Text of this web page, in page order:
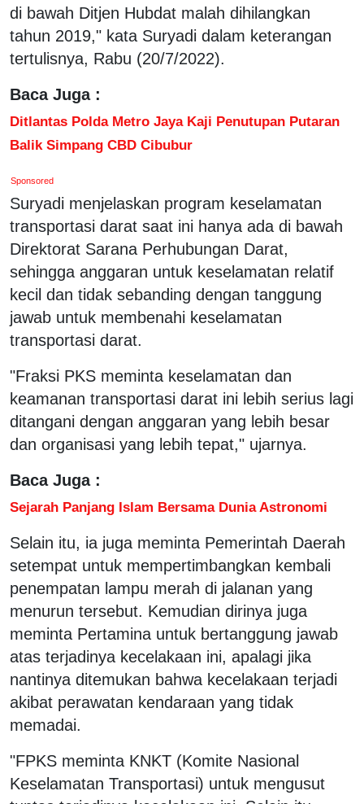
di bawah Ditjen Hubdat malah dihilangkan
tahun 2019," kata Suryadi dalam keterangan
tertulisnya, Rabu (20/7/2022).
Baca Juga :
Ditlantas Polda Metro Jaya Kaji Penutupan Putaran
Balik Simpang CBD Cibubur
Sponsored
Suryadi menjelaskan program keselamatan
transportasi darat saat ini hanya ada di bawah
Direktorat Sarana Perhubungan Darat,
sehingga anggaran untuk keselamatan relatif
kecil dan tidak sebanding dengan tanggung
jawab untuk membenahi keselamatan
transportasi darat.
"Fraksi PKS meminta keselamatan dan
keamanan transportasi darat ini lebih serius lagi
ditangani dengan anggaran yang lebih besar
dan organisasi yang lebih tepat," ujarnya.
Baca Juga :
Sejarah Panjang Islam Bersama Dunia Astronomi
Selain itu, ia juga meminta Pemerintah Daerah
setempat untuk mempertimbangkan kembali
penempatan lampu merah di jalanan yang
menurun tersebut. Kemudian dirinya juga
meminta Pertamina untuk bertanggung jawab
atas terjadinya kecelakaan ini, apalagi jika
nantinya ditemukan bahwa kecelakaan terjadi
akibat perawatan kendaraan yang tidak
memadai.
"FPKS meminta KNKT (Komite Nasional
Keselamatan Transportasi) untuk mengusut